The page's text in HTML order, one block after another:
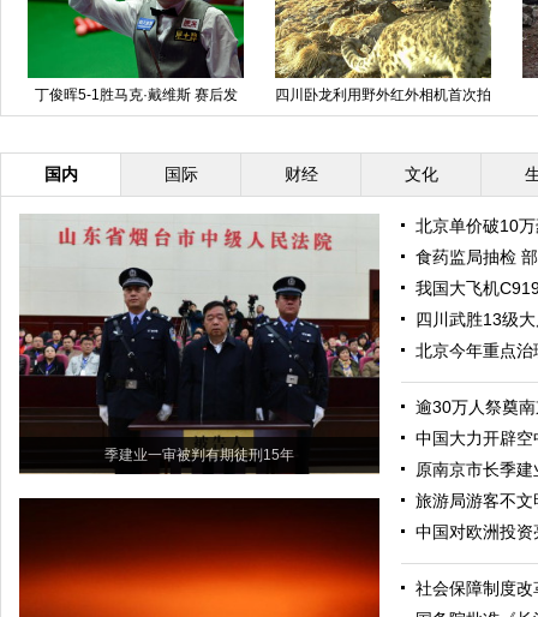
丁俊晖5-1胜马克·戴维斯 赛后发
布会简短庆生
四川卧龙利用野外红外相机首次拍
到雪豹母子影像
国内 国际 财经 文化
季建业一审被判有期徒刑15年
北京单价破10
食药监局抽检
我国大飞机
四川武胜13级
北京今年重点治
逾30万人祭奠
中国大力开辟
原南京市长季
旅游局游客不
中国对欧洲投资
社会保障制度